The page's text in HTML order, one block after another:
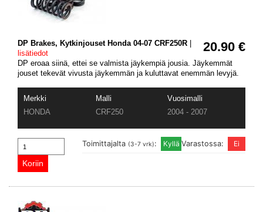
20.90 €
DP Brakes, Kytkinjouset Honda 04-07 CRF250R
lisätiedot
DP eroaa siinä, ettei se valmista jäykempiä jousia. Jäykemmät
jouset tekevät vivusta jäykemmän ja kuluttavat enemmän levyjä.
Merkki Malli
Vuosimalli
HONDA
CRF250 2004 - 2007
Varastossa:
Toimittajalta (3-7 vrk):